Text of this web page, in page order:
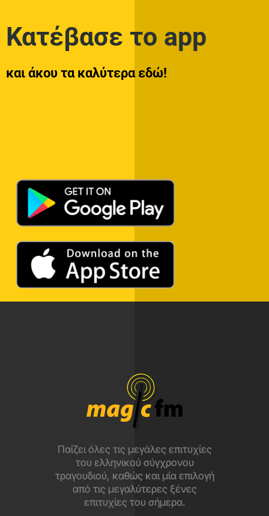
Κατέβασε το app
και άκου τα καλύτερα εδώ!
Παίζει όλες τις μεγάλες επιτυχίες
του ελληνικού σύγχρονου
τραγουδιού, καθώς και μία επιλογή
από τις μεγαλύτερες ξένες
επιτυχίες του σήμερα.